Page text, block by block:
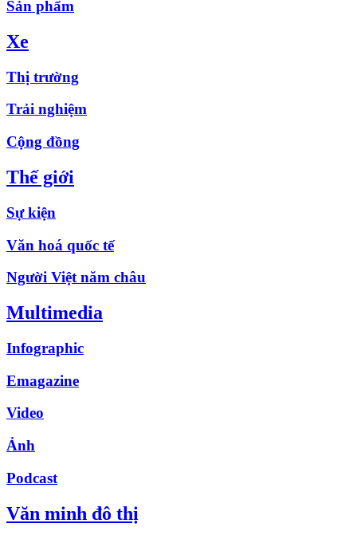
Sản phẩm
Xe
Thị trường
Trải nghiệm
Cộng đồng
Thế giới
Sự kiện
Văn hoá quốc tế
Người Việt năm châu
Multimedia
Infographic
Emagazine
Video
Ảnh
Podcast
Văn minh đô thị